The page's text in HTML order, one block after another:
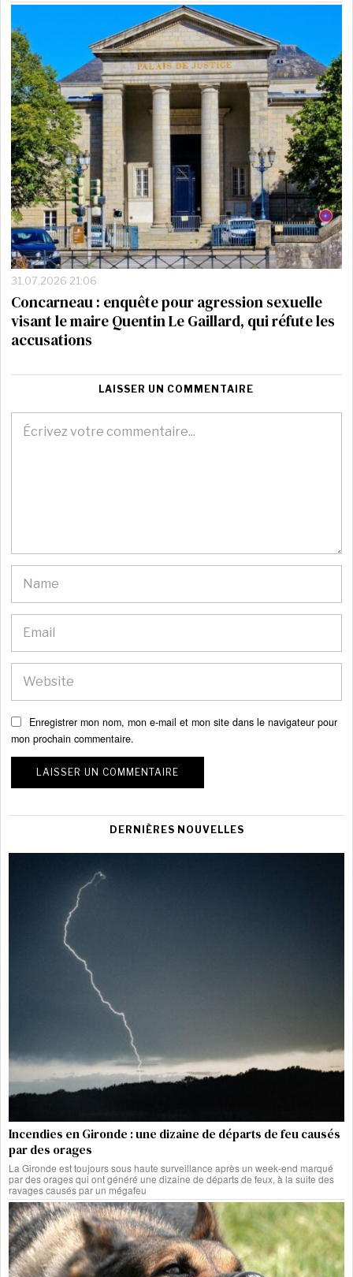
31.07.2026 21:06
Concarneau : enquête pour agression sexuelle
visant le maire Quentin Le Gaillard, qui réfute les
accusations
LAISSER UN COMMENTAIRE
Enregistrer mon nom, mon e-mail et mon site dans le navigateur pour
mon prochain commentaire.
DERNIÈRES NOUVELLES
Incendies en Gironde : une dizaine de départs de feu causés
par des orages
La Gironde est toujours sous haute surveillance après un week-end marqué
par des orages qui ont généré une dizaine de départs de feux, à la suite des
ravages causés par un mégafeu